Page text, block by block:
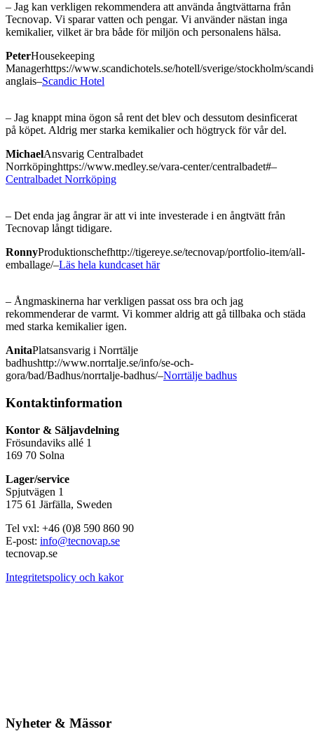
– Jag kan verkligen rekommendera att använda ångtvättarna från
Tecnovap. Vi sparar vatten och pengar. Vi använder nästan inga
kemikalier, vilket är bra både för miljön och personalens hälsa.
PeterHousekeeping
Managerhttps://www.scandichotels.se/hotell/sverige/stockholm/
anglais–Scandic Hotel
– Jag knappt mina ögon så rent det blev och dessutom desinficerat
på köpet. Aldrig mer starka kemikalier och högtryck för vår del.
MichaelAnsvarig Centralbadet
Norrköpinghttps://www.medley.se/vara-center/centralbadet#–
Centralbadet Norrköping
– Det enda jag ångrar är att vi inte investerade i en ångtvätt från
Tecnovap långt tidigare.
RonnyProduktionschefhttp://tigereye.se/tecnovap/portfolio-item/all-
emballage/–Läs hela kundcaset här
– Ångmaskinerna har verkligen passat oss bra och jag
rekommenderar de varmt. Vi kommer aldrig att gå tillbaka och städa
med starka kemikalier igen.
AnitaPlatsansvarig i Norrtälje
badhushttp://www.norrtalje.se/info/se-och-
gora/bad/Badhus/norrtalje-badhus/–Norrtälje badhus
Kontaktinformation
Kontor & Säljavdelning
Frösundaviks allé 1
169 70 Solna
Lager/service
Spjutvägen 1
175 61 Järfälla, Sweden
Tel vxl: +46 (0)8 590 860 90
E-post: info@tecnovap.se
tecnovap.se
Integritetspolicy och kakor
Nyheter & Mässor